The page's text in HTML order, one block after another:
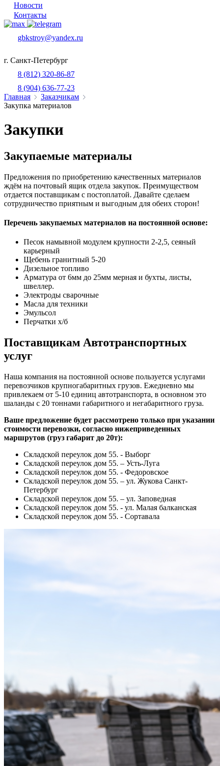
Новости
Контакты
gbkstroy@yandex.ru
г. Санкт-Петербург
8 (812) 320-86-87
8 (904) 636-77-23
Главная
Заказчикам
Закупка материалов
Закупки
Закупаемые материалы
Предложения по приобретению качественных материалов
ждём на почтовый ящик отдела закупок. Преимуществом
отдается поставщикам с постоплатой. Давайте сделаем
сотрудничество приятным и выгодным для обеих сторон!
Перечень закупаемых материалов на постоянной основе:
Песок намывной модулем крупности 2-2,5, сеяный
карьерный
Щебень гранитный 5-20
Дизельное топливо
Арматура от 6мм до 25мм мерная и бухты, листы,
швеллер.
Электроды сварочные
Масла для техники
Эмульсол
Перчатки х/б
Поставщикам Автотранспортных
услуг
Наша компания на постоянной основе пользуется услугами
перевозчиков крупногабаритных грузов. Ежедневно мы
привлекаем от 5-10 единиц автотранспорта, в основном это
шаланды с 20 тоннами габаритного и негабаритного груза.
Ваше предложение будет рассмотрено только при указании
стоимости перевозки, согласно нижеприведенных
маршрутов (груз габарит до 20т):
Складской переулок дом 55. - Выборг
Складской переулок дом 55. – Усть-Луга
Складской переулок дом 55. - Федоровское
Складской переулок дом 55. – ул. Жукова Санкт-
Петербург
Складской переулок дом 55. – ул. Заповедная
Складской переулок дом 55. - ул. Малая балканская
Складской переулок дом 55. - Сортавала